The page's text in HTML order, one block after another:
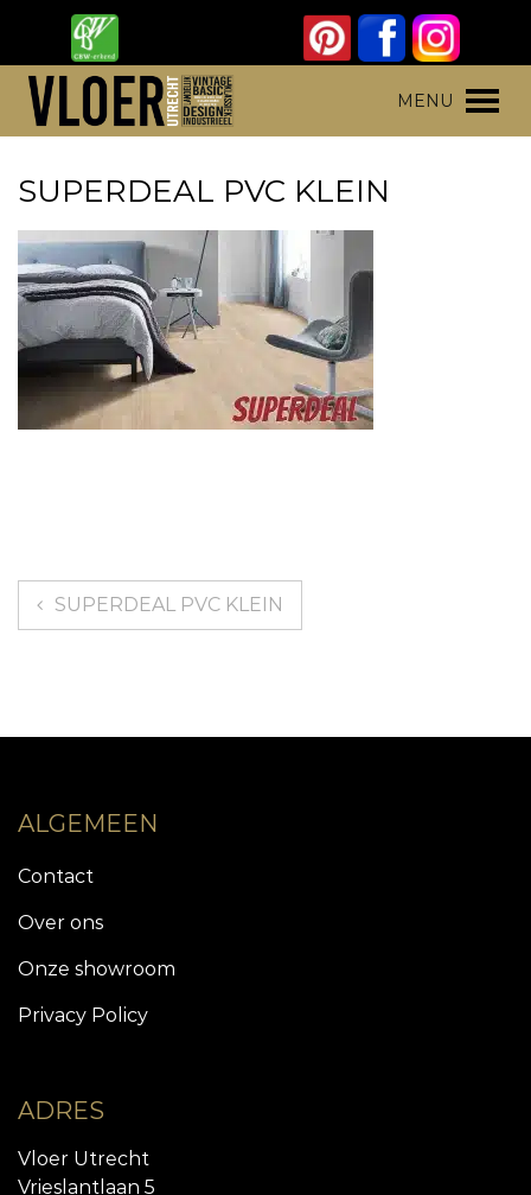
content
MENU
SUPERDEAL PVC KLEIN
Berichtnavigatie
SUPERDEAL PVC KLEIN
ALGEMEEN
Contact
Over ons
Onze showroom
Privacy Policy
ADRES
Vloer Utrecht
Vrieslantlaan 5